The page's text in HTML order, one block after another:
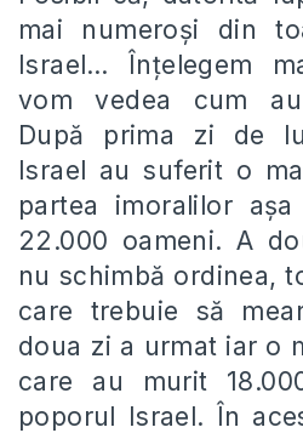
mai numeroși din
Israel… Înțelegem
vom vedea cum
După prima zi de
Israel au suferit o
partea imoralilor
22.000 oameni. A
nu schimbă ordinea,
care trebuie să
doua zi a urmat iar o
care au murit
poporul Israel. În